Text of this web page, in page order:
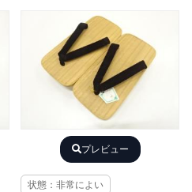
プレビュー
状態：非常によい